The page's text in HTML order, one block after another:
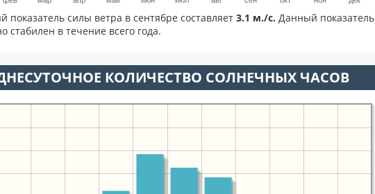
показатель силы ветра в сентябре составляет 3.1 м./с. Данный показатель
стабилен в течение всего года.
КОЛИЧЕСТВО СОЛНЕЧНЫХ ЧАСОВ